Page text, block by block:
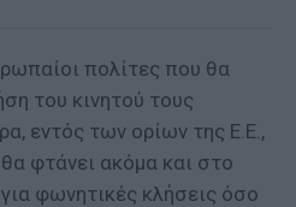
πολίτες που θα
του κινητού τους
εντός των ορίων της Ε.Ε.,
φτάνει ακόμα και στο
φωνητικές κλήσεις όσο